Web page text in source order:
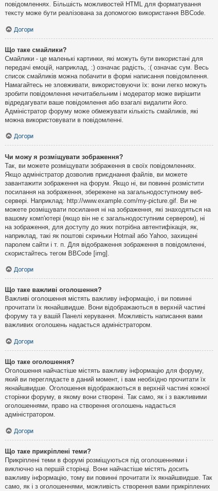
повідомленнях. Більшість можливостей HTML для форматування
тексту може бути реалізована за допомогою використання BBCode.
Догори
Що таке смайлики?
Смайлики - це маленькі картинки, які можуть бути використані для
передачі емоцій, наприклад, :) означає радість, :( означає сум. Весь
список смайликів можна побачити в формі написання повідомлення.
Намагайтесь не зловживати, використовуючи їх: вони легко можуть
зробити повідомлення нечитабельним і модератор може вирішити
відредагувати ваше повідомлення або взагалі видалити його.
Адміністратор форуму може обмежувати кількість смайликів, які
можна використовувати в повідомленні.
Догори
Чи можу я розміщувати зображення?
Так, ви можете розміщувати зображення в своїх повідомленнях.
Якщо адміністратор дозволив приєднання файлів, ви можете
завантажити зображення на форум. Якщо ні, ви повинні розмістити
посилання на зображення, збережене на загальнодоступному веб-
сервері. Наприклад: http://www.example.com/my-picture.gif. Ви не
можете розміщувати посилання ні на зображення, які знаходяться на
вашому комп'ютері (якщо він не є загальнодоступним сервером), ні
на зображення, для доступу до яких потрібна автентифікація, як,
наприклад, такі як поштові скриньки Hotmail або Yahoo, захищені
паролем сайти і т. п. Для відображення зображення в повідомленні,
скористайтесь тегом BBCode [img].
Догори
Що таке важливі оголошення?
Важливі оголошення містять важливу інформацію, і ви повинні
прочитати їх якнайшвидше. Вони відображаються в верхній частині
форуму та у вашій Панелі керування. Можливість написання вами
важливих оголошень надається адміністратором.
Догори
Що таке оголошення?
Оголошення найчастіше містять важливу інформацію для форуму,
який ви переглядаєте в даний момент, і вам необхідно прочитати їх
якнайшвидше. Оголошення відображаються в верхній частині кожної
сторінки форуму, в якому вони створені. Так само, як і з важливими
оголошеннями, право на створення оголошень надається
адміністратором.
Догори
Що таке прикріплені теми?
Прикріплені теми в форумі розміщуються під оголошеннями і
виключно на першій сторінці. Вони найчастіше містять досить
важливу інформацію, тому ви повинні прочитати їх якнайшвидше. Так
само, як і з оголошеннями, можливість створення вами прикріплених